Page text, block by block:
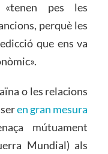
«tenen pes les
perquè les
que ens va
o les relacions
seren gran mesura
mútuament
Mundial) als